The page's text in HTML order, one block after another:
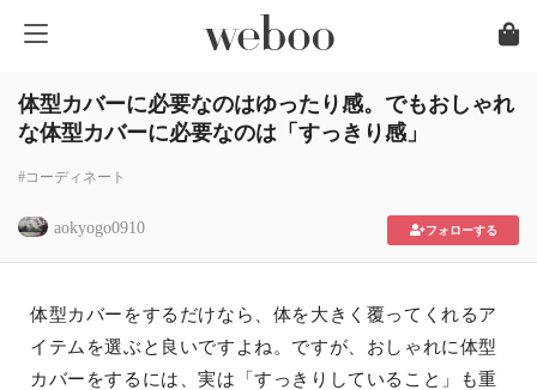
体型カバーに必要なのはゆったり感。でもおしゃれ
な体型カバーに必要なのは「すっきり感」
#コーディネート
aokyogo0910 フォローする
体型カバーをするだけなら、体を大きく覆ってくれるア
イテムを選ぶと良いですよね。ですが、おしゃれに体型
カバーをするには、実は「すっきりしていること」も重